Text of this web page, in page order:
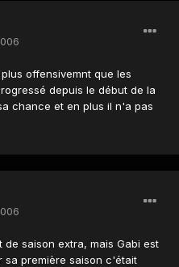
offensivemnt que les
depuis le début de la
chance et en plus il n'a pas
saison extra, mais Gabi est
première saison c'était